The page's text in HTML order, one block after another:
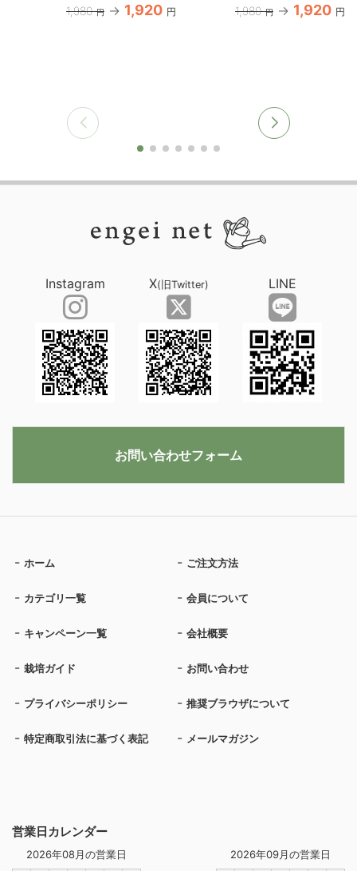
1,980 円 1,920 円 1,980 円 1,920 円
営業日カレンダー
2026年08月の営業日 2026年09月の営業日
ホーム ご注文方法
カテゴリ一覧 会員について
キャンペーン一覧 会社概要
栽培ガイド お問い合わせ
プライバシーポリシー 推奨ブラウザについて
特定商取引法に基づく表記 メールマガジン
Instagram X(旧Twitter) LINE
お問い合わせフォーム